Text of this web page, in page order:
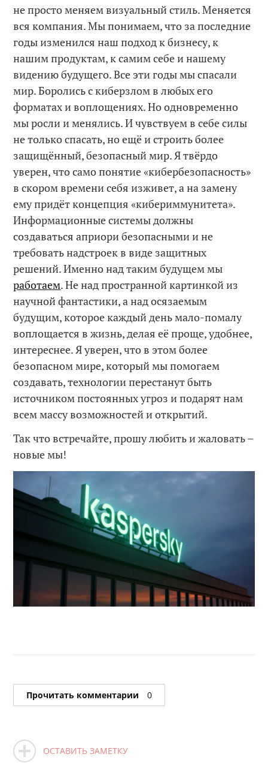
не просто меняем визуальный стиль. Меняется
вся компания. Мы понимаем, что за последние
годы изменился наш подход к бизнесу, к
нашим продуктам, к самим себе и нашему
видению будущего. Все эти годы мы спасали
мир. Боролись с киберзлом в любых его
форматах и воплощениях. Но одновременно
мы росли и менялись. И чувствуем в себе силы
не только спасать, но ещё и строить более
защищённый, безопасный мир. Я твёрдо
уверен, что само понятие «кибербезопасность»
в скором времени себя изживет, а на замену
ему придёт концепция «кибериммунитета».
Информационные системы должны
создаваться априори безопасными и не
требовать надстроек в виде защитных
решений. Именно над таким будущем мы
работаем. Не над пространной картинкой из
научной фантастики, а над осязаемым
будущим, которое каждый день мало-помалу
воплощается в жизнь, делая её проще, удобнее,
интереснее. Я уверен, что в этом более
безопасном мире, который мы помогаем
создавать, технологии перестанут быть
источником постоянных угроз и подарят нам
всем массу возможностей и открытий.
Так что встречайте, прошу любить и жаловать –
новые мы!
Прочитать комментарии 0
ОСТАВИТЬ ЗАМЕТКУ